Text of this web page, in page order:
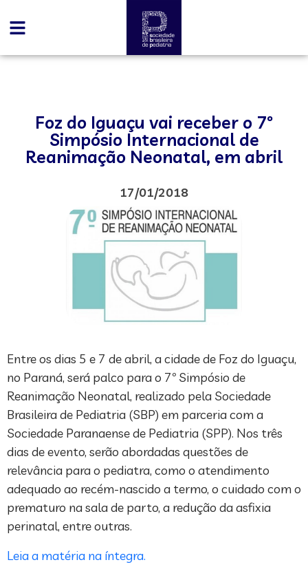
Foz do Iguaçu vai receber o 7º
Simpósio Internacional de
Reanimação Neonatal, em abril
17/01/2018
Entre os dias 5 e 7 de abril, a cidade de Foz do Iguaçu,
no Paraná, será palco para o 7º Simpósio de
Reanimação Neonatal, realizado pela Sociedade
Brasileira de Pediatria (SBP) em parceria com a
Sociedade Paranaense de Pediatria (SPP). Nos três
dias de evento, serão abordadas questões de
relevância para o pediatra, como o atendimento
adequado ao recém-nascido a termo, o cuidado com o
prematuro na sala de parto, a redução da asfixia
perinatal, entre outras.
Leia a matéria na íntegra.